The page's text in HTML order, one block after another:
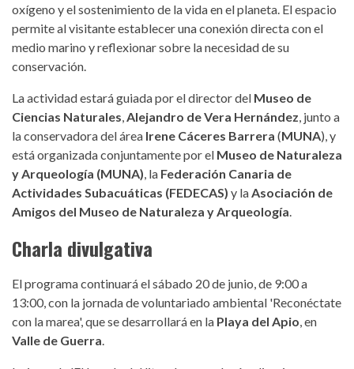
oxígeno y el sostenimiento de la vida en el planeta. El espacio
permite al visitante establecer una conexión directa con el
medio marino y reflexionar sobre la necesidad de su
conservación.
La actividad estará guiada por el director del Museo de
Ciencias Naturales Alejandro de Vera Hernández , junto a
la conservadora del área Irene Cáceres Barrera (MUNA), y
está organizada conjuntamente por el Museo de Naturaleza
y Arqueología (MUNA) , la Federación Canaria de
Actividades Subacuáticas (FEDECAS) y la Asociación de
Amigos del Museo de Naturaleza y Arqueología
Charla divulgativa
El programa continuará el sábado 20 de junio, de 9:00 a
13:00, con la jornada de voluntariado ambiental 'Reconéctate
con la marea', que se desarrollará en la Playa del Apio , en
Valle de Guerra